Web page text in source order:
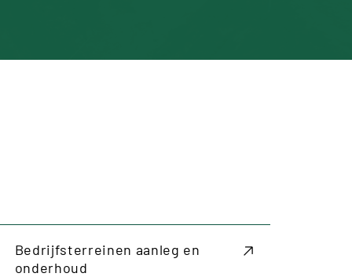
Bedrijfsterreinen aanleg en
onderhoud